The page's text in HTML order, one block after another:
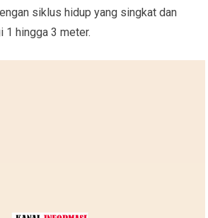
siklus hidup yang singkat dan
1 hingga 3 meter.